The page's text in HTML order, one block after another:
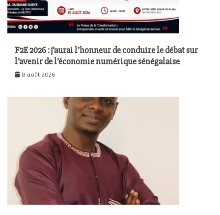
F2E 2026 : j’aurai l’honneur de conduire le débat sur
l’avenir de l’économie numérique sénégalaise
8 août 2026